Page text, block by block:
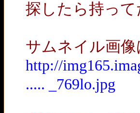
探したら持っ
サムネイル画像
http://
..... _769lo.jpg